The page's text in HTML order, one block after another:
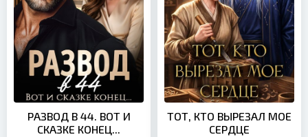
РАЗВОД В 44. ВОТ И
СКАЗКЕ КОНЕЦ...
ТОТ, КТО ВЫРЕЗАЛ МОЕ
СЕРДЦЕ